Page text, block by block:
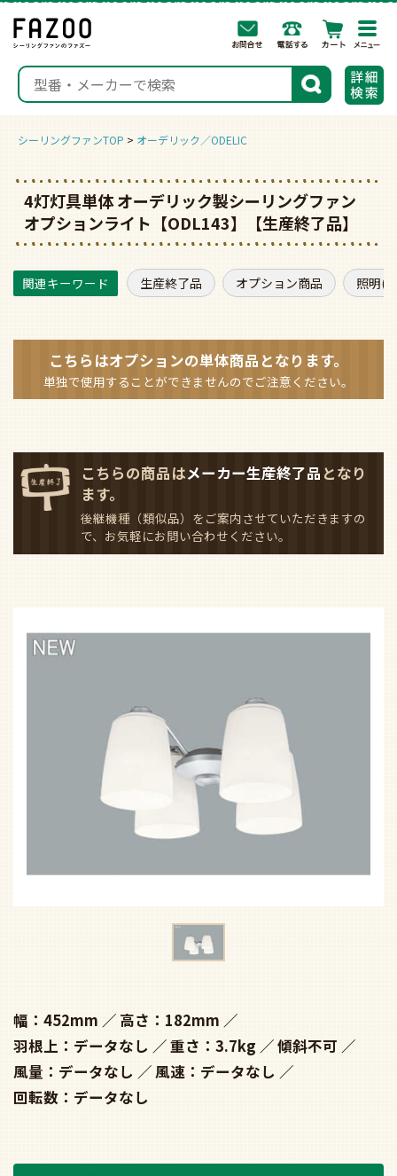
検索
シーリングファンTOP オーデリック／ODELIC
4灯灯具単体 オーデリック製シーリングファン
オプションライト【ODL143】【生産終了品】
生産終了品 オプション商品 照明(
こちらはオプションの単体商品となります。
単独で使用することができませんのでご注意ください。
こちらの商品はメーカー生産終了品 となり
ます。
後継機種（類似品）をご案内させていただきますの
で、お気軽にお問い合わせください。
幅：452mm
高さ：182mm
羽根上：データなし
重さ：3.7kg
傾斜不可
風量：データなし
風速：データなし
回転数：データなし